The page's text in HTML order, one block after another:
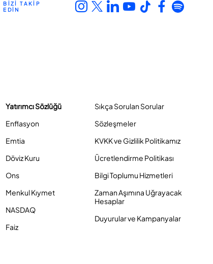
BİZİ TAKİP
EDİN
Yatırımcı Sözlüğü
Enflasyon
Emtia
Döviz Kuru
Ons
Menkul Kıymet
NASDAQ
Faiz
Sıkça Sorulan Sorular
Sözleşmeler
KVKK ve Gizlilik Politikamız
Ücretlendirme Politikası
Bilgi Toplumu Hizmetleri
Zaman Aşımına Uğrayacak
Hesaplar
Duyurular ve Kampanyalar